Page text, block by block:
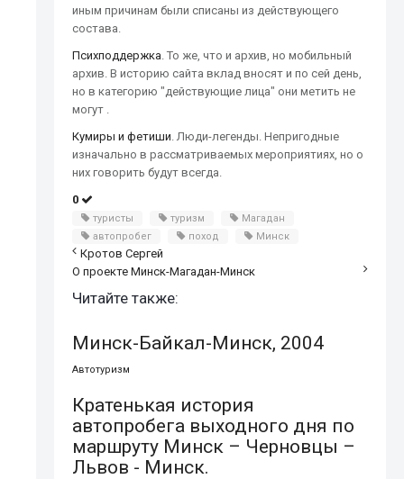
иным причинам были списаны из действующего
состава.
Психподдержка. То же, что и архив, но мобильный
архив. В историю сайта вклад вносят и по сей день,
но в категорию "действующие лица" они метить не
могут .
Кумиры и фетиши. Люди-легенды. Непригодные
изначально в рассматриваемых мероприятиях, но о
них говорить будут всегда.
0
туристы туризм
Магадан
автопробег
поход Минск
Кротов Сергей
О проекте Минск-Магадан-Минск
Читайте также:
Минск-Байкал-Минск, 2004
Автотуризм
Кратенькая история
автопробега выходного дня по
маршруту Минск – Черновцы –
Львов - Минск.